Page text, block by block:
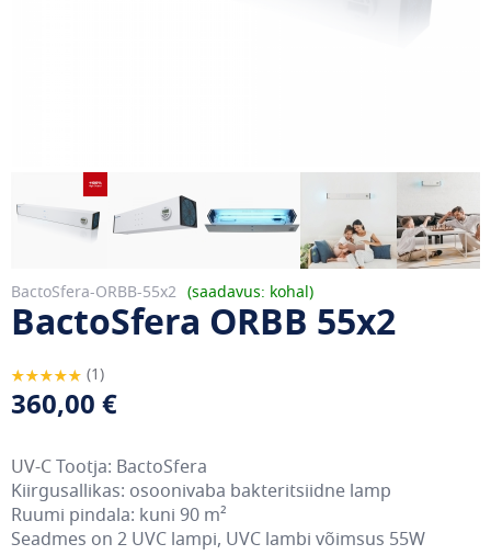
BactoSfera-ORBB-55x2 saadavus: kohal
BactoSfera ORBB 55x2
Hinnang:
100
% of100
1
360,00 €
UV-CTootja: BactoSfera
Kiirgusallikas: osoonivaba bakteritsiidne lamp
Ruumi pindala: kuni 90 m²
Seadmes on 2 UVC lampi, UVC lambi võimsus 55W